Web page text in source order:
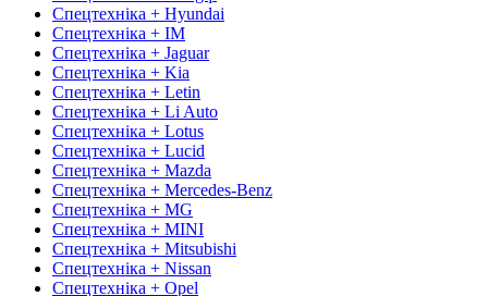
Спецтехніка + Hyundai
Спецтехніка + IM
Спецтехніка + Jaguar
Спецтехніка + Kia
Спецтехніка + Letin
Спецтехніка + Li Auto
Спецтехніка + Lotus
Спецтехніка + Lucid
Спецтехніка + Mazda
Спецтехніка + Mercedes-Benz
Спецтехніка + MG
Спецтехніка + MINI
Спецтехніка + Mitsubishi
Спецтехніка + Nissan
Спецтехніка + Opel